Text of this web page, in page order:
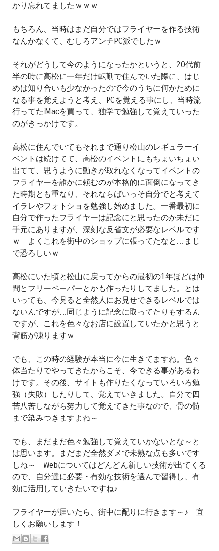
かり忘れてましたｗｗｗ
もちろん、当時はまだ自分ではフライヤーを作る技術
なんかなくて、むしろアンチPC派でしたｗ
それがどうして今のようになったかというと、20代前
半の時に高松に一年だけ転勤で住んでいた際に、はじ
めは知り合いも少なかったので今のうちに何かために
なる事を覚えようと考え、PCを覚える事にし、当時流
行ってたiMacを買って、独学で勉強して覚えていった
のがきっかけです。
高松に住んでいてもそれまで通り松山のレギュラーイ
ベントは続けてて、高松のイベントにもちょいちょい
出てて、思うように動きが取れなくなってイベントの
フライヤーを誰かに頼むのが本格的に面倒になってき
た時期とも重なり、それならばいっそ自分でと考えて
イラレやフォトショを勉強し始めました。一番最初に
自分で作ったフライヤーは記念にと思ったのか未だに
手元にありますが、深刻な反省文が必要なレベルです
ｗ よくこれを街中のショップに張ってたなと…まじ
で恐ろしいｗ
高松にいた頃と松山に戻ってからの最初の1年ほどは仲
間とフリーペーパーとかも作ったりしてました。とは
いっても、今見ると全然人にお見せできるレベルでは
ないんですが…同じように記念に取ってたりもするん
ですが、これを色々なお店に設置していたかと思うと
背筋が凍りますｗ
でも、この時の経験が本当に今に生きてますね。色々
体当たりでやってきたからこそ、今できる事があるわ
けです。その後、サイトも作りたくなっていろいろ勉
強（失敗）したりして、覚えていきました。自分で四
苦八苦しながら努力して覚えてきた事なので、骨の髄
まで染みつきますよね～
でも、まだまだ色々勉強して覚えていかないとな～と
は思います。まだまだ全然ダメで未熟な点も多いです
しね～ Webについてはどんどん新しい技術が出てくる
ので、自分達に必要・有効な技術を選んで習得し、有
効に活用していきたいですね♪
フライヤーが届いたら、街中に配りに行きます～♪ 宜
しくお願いします！